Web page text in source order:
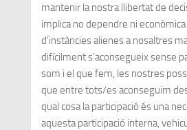
mantenir la nostra llibertat de
implica no dependre ni
d’instàncies alienes a nosaltres
difícilment s’aconsegueix sense
som i el que fem, les nostres
que entre tots/es aconseguim
qual cosa la participació és una
aquesta participació interna,